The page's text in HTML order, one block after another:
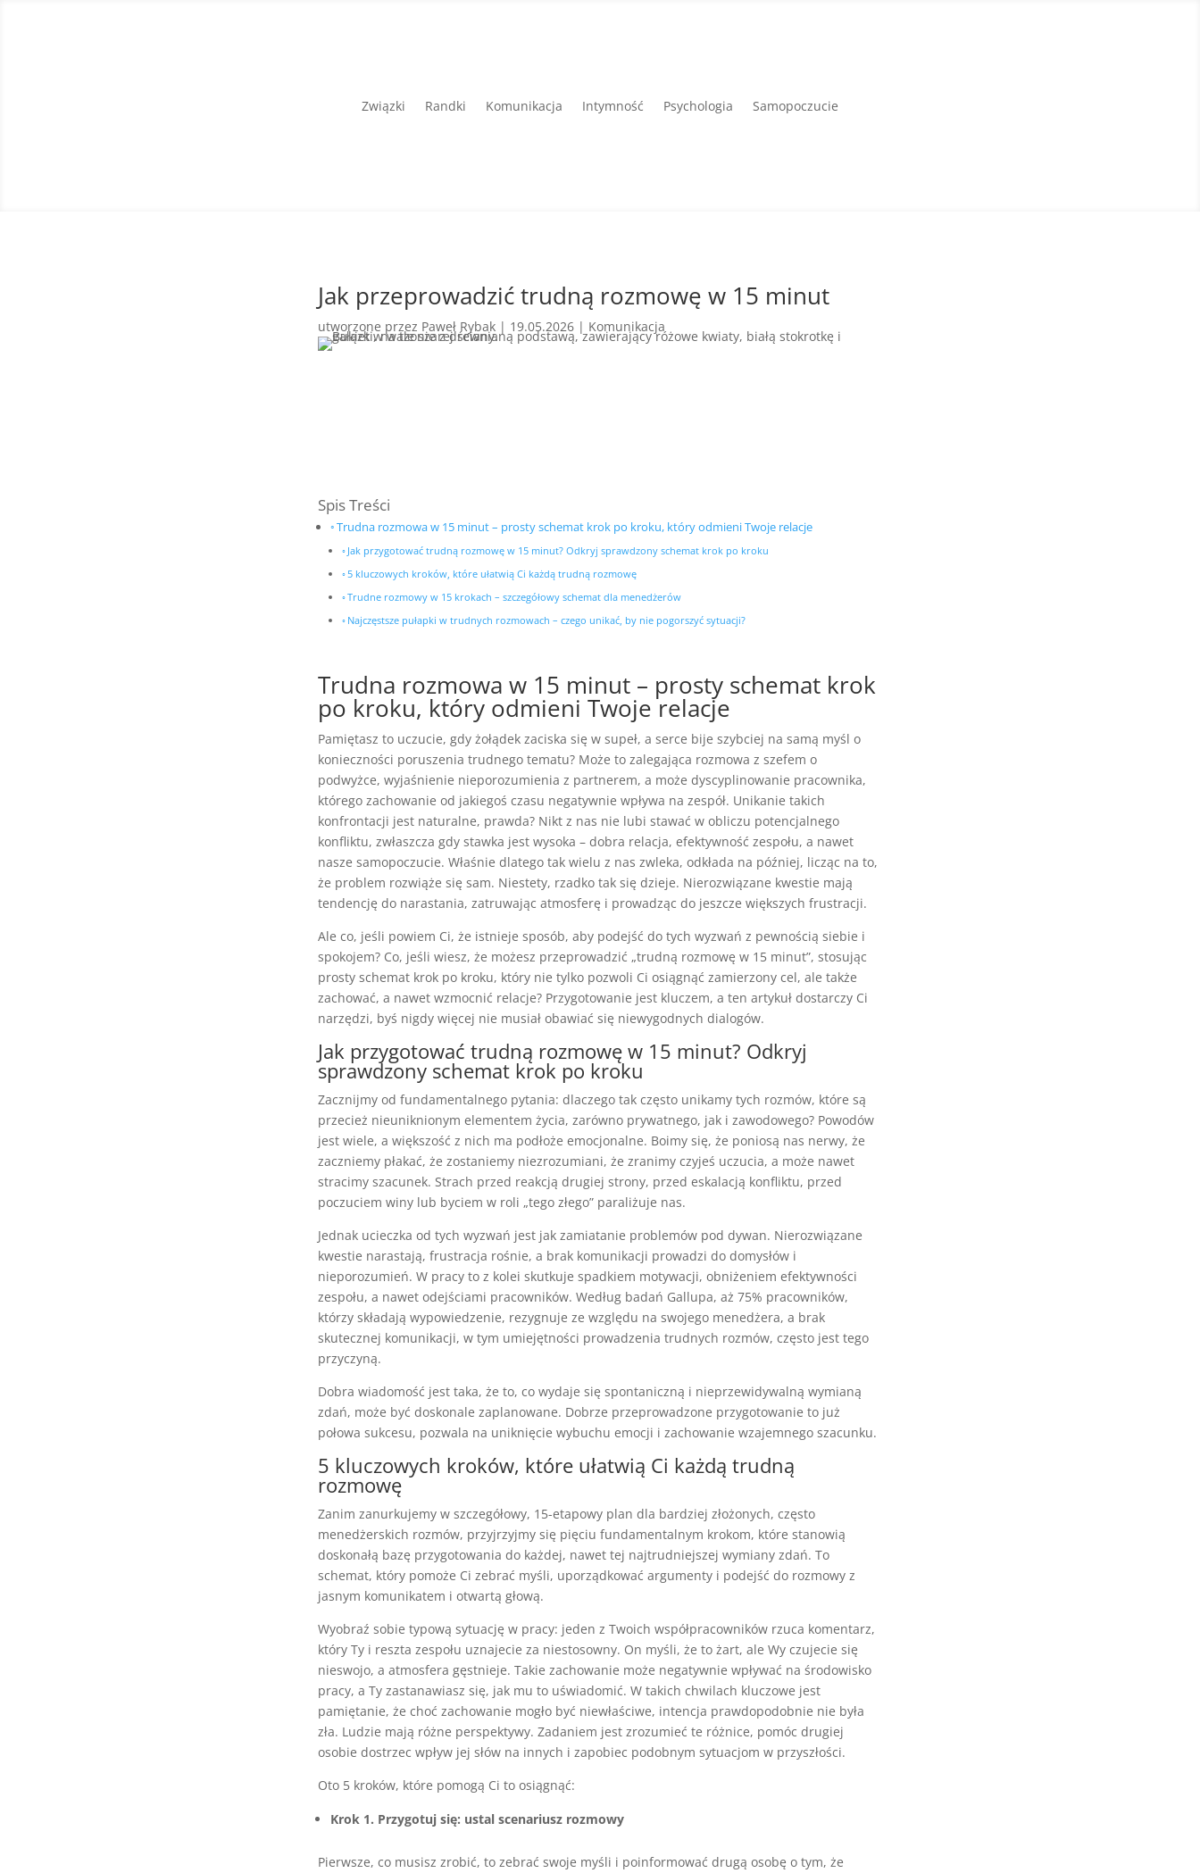
Związki Randki Komunikacja Intymność Psychologia Samopoczucie
Jak przeprowadzić trudną rozmowę w 15 minut
utworzone przez Paweł Rybak| 19.05.2026| Komunikacja
Spis Treści
Trudna rozmowa w 15 minut – prosty schemat krok po kroku, który odmieni Twoje relacje
Jak przygotować trudną rozmowę w 15 minut? Odkryj sprawdzony schemat krok po kroku
5 kluczowych kroków, które ułatwią Ci każdą trudną rozmowę
Trudne rozmowy w 15 krokach – szczegółowy schemat dla menedżerów
Najczęstsze pułapki w trudnych rozmowach – czego unikać, by nie pogorszyć sytuacji?
Trudna rozmowa w 15 minut – prosty schemat krok
po kroku, który odmieni Twoje relacje
Pamiętasz to uczucie, gdy żołądek zaciska się w supeł, a serce bije szybciej na samą myśl o
konieczności poruszenia trudnego tematu? Może to zalegająca rozmowa z szefem o
podwyżce, wyjaśnienie nieporozumienia z partnerem, a może dyscyplinowanie pracownika,
którego zachowanie od jakiegoś czasu negatywnie wpływa na zespół. Unikanie takich
konfrontacji jest naturalne, prawda? Nikt z nas nie lubi stawać w obliczu potencjalnego
konfliktu, zwłaszcza gdy stawka jest wysoka – dobra relacja, efektywność zespołu, a nawet
nasze samopoczucie. Właśnie dlatego tak wielu z nas zwleka, odkłada na później, licząc na to,
że problem rozwiąże się sam. Niestety, rzadko tak się dzieje. Nierozwiązane kwestie mają
tendencję do narastania, zatruwając atmosferę i prowadząc do jeszcze większych frustracji.
Ale co, jeśli powiem Ci, że istnieje sposób, aby podejść do tych wyzwań z pewnością siebie i
spokojem? Co, jeśli wiesz, że możesz przeprowadzić „trudną rozmowę w 15 minut”, stosując
prosty schemat krok po kroku, który nie tylko pozwoli Ci osiągnąć zamierzony cel, ale także
zachować, a nawet wzmocnić relacje? Przygotowanie jest kluczem, a ten artykuł dostarczy Ci
narzędzi, byś nigdy więcej nie musiał obawiać się niewygodnych dialogów.
Jak przygotować trudną rozmowę w 15 minut? Odkryj
sprawdzony schemat krok po kroku
Zacznijmy od fundamentalnego pytania: dlaczego tak często unikamy tych rozmów, które są
przecież nieuniknionym elementem życia, zarówno prywatnego, jak i zawodowego? Powodów
jest wiele, a większość z nich ma podłoże emocjonalne. Boimy się, że poniosą nas nerwy, że
zaczniemy płakać, że zostaniemy niezrozumiani, że zranimy czyjeś uczucia, a może nawet
stracimy szacunek. Strach przed reakcją drugiej strony, przed eskalacją konfliktu, przed
poczuciem winy lub byciem w roli „tego złego” paraliżuje nas.
Jednak ucieczka od tych wyzwań jest jak zamiatanie problemów pod dywan. Nierozwiązane
kwestie narastają, frustracja rośnie, a brak komunikacji prowadzi do domysłów i
nieporozumień. W pracy to z kolei skutkuje spadkiem motywacji, obniżeniem efektywności
zespołu, a nawet odejściami pracowników. Według badań Gallupa, aż 75% pracowników,
którzy składają wypowiedzenie, rezygnuje ze względu na swojego menedżera, a brak
skutecznej komunikacji, w tym umiejętności prowadzenia trudnych rozmów, często jest tego
przyczyną.
Dobra wiadomość jest taka, że to, co wydaje się spontaniczną i nieprzewidywalną wymianą
zdań, może być doskonale zaplanowane. Dobrze przeprowadzone przygotowanie to już
połowa sukcesu, pozwala na uniknięcie wybuchu emocji i zachowanie wzajemnego szacunku.
5 kluczowych kroków, które ułatwią Ci każdą trudną
rozmowę
Zanim zanurkujemy w szczegółowy, 15-etapowy plan dla bardziej złożonych, często
menedżerskich rozmów, przyjrzyjmy się pięciu fundamentalnym krokom, które stanowią
doskonałą bazę przygotowania do każdej, nawet tej najtrudniejszej wymiany zdań. To
schemat, który pomoże Ci zebrać myśli, uporządkować argumenty i podejść do rozmowy z
jasnym komunikatem i otwartą głową.
Wyobraź sobie typową sytuację w pracy: jeden z Twoich współpracowników rzuca komentarz,
który Ty i reszta zespołu uznajecie za niestosowny. On myśli, że to żart, ale Wy czujecie się
nieswojo, a atmosfera gęstnieje. Takie zachowanie może negatywnie wpływać na środowisko
pracy, a Ty zastanawiasz się, jak mu to uświadomić. W takich chwilach kluczowe jest
pamiętanie, że choć zachowanie mogło być niewłaściwe, intencja prawdopodobnie nie była
zła. Ludzie mają różne perspektywy. Zadaniem jest zrozumieć te różnice, pomóc drugiej
osobie dostrzec wpływ jej słów na innych i zapobiec podobnym sytuacjom w przyszłości.
Oto 5 kroków, które pomogą Ci to osiągnąć:
Krok 1. Przygotuj się: ustal scenariusz rozmowy
Pierwsze, co musisz zrobić, to zebrać swoje myśli i poinformować drugą osobę o tym, że